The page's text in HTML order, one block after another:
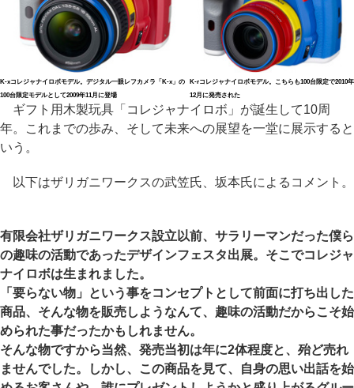
K-xコレジャナイロボモデル。デジタル一眼レフカメラ「K-x」の
100台限定モデルとして2009年11月に登場
K-rコレジャナイロボモデル。こちらも100台限定で2010年
12月に発売された
ギフト用木製玩具「コレジャナイロボ」が誕生して10周
年。これまでの歩み、そして未来への展望を一堂に展示すると
いう。
以下はザリガニワークスの武笠氏、坂本氏によるコメント。
有限会社ザリガニワークス設立以前、サラリーマンだった僕ら
の趣味の活動であったデザインフェスタ出展。そこでコレジャ
ナイロボは生まれました。
「要らない物」という事をコンセプトとして前面に打ち出した
商品、そんな物を販売しようなんて、趣味の活動だからこそ始
められた事だったかもしれません。
そんな物ですから当然、発売当初は年に2体程度と、殆ど売れ
ませんでした。しかし、この商品を見て、自身の思い出話を始